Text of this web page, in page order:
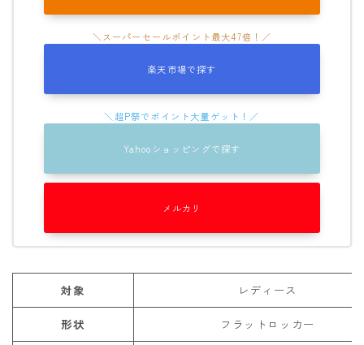
SALOMON
楽天市場で探す
Yahooショッピングで探す
メルカリ
対象 レディース
形状 フラットロッカー